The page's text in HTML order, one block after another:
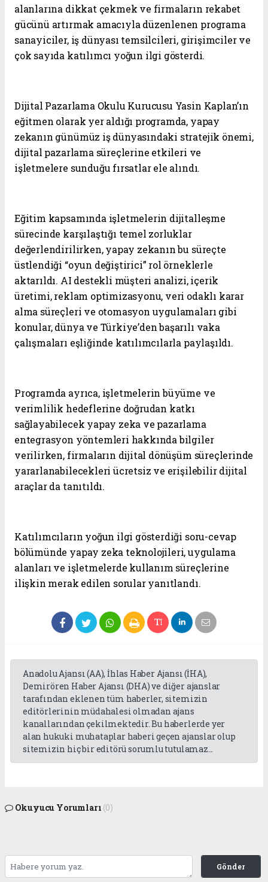
alanlarına dikkat çekmek ve firmaların rekabet
gücünü artırmak amacıyla düzenlenen programa
sanayiciler, iş dünyası temsilcileri, girişimciler ve
çok sayıda katılımcı yoğun ilgi gösterdi.
Dijital Pazarlama Okulu Kurucusu Yasin Kaplan’ın
eğitmen olarak yer aldığı programda, yapay
zekanın günümüz iş dünyasındaki stratejik önemi,
dijital pazarlama süreçlerine etkileri ve
işletmelere sunduğu fırsatlar ele alındı.
Eğitim kapsamında işletmelerin dijitalleşme
sürecinde karşılaştığı temel zorluklar
değerlendirilirken, yapay zekanın bu süreçte
üstlendiği “oyun değiştirici” rol örneklerle
aktarıldı. AI destekli müşteri analizi, içerik
üretimi, reklam optimizasyonu, veri odaklı karar
alma süreçleri ve otomasyon uygulamaları gibi
konular, dünya ve Türkiye’den başarılı vaka
çalışmaları eşliğinde katılımcılarla paylaşıldı.
Programda ayrıca, işletmelerin büyüme ve
verimlilik hedeflerine doğrudan katkı
sağlayabilecek yapay zeka ve pazarlama
entegrasyon yöntemleri hakkında bilgiler
verilirken, firmaların dijital dönüşüm süreçlerinde
yararlanabilecekleri ücretsiz ve erişilebilir dijital
araçlar da tanıtıldı.
Katılımcıların yoğun ilgi gösterdiği soru-cevap
bölümünde yapay zeka teknolojileri, uygulama
alanları ve işletmelerde kullanım süreçlerine
ilişkin merak edilen sorular yanıtlandı.
Anadolu Ajansı (AA), İhlas Haber Ajansı (İHA),
Demirören Haber Ajansı (DHA) ve diğer ajanslar
tarafından eklenen tüm haberler, sitemizin
editörlerinin müdahalesi olmadan ajans
kanallarından çekilmektedir. Bu haberlerde yer
alan hukuki muhataplar haberi geçen ajanslar olup
sitemizin hiç bir editörü sorumlu tutulamaz...
Okuyucu Yorumları (0)
Gönder